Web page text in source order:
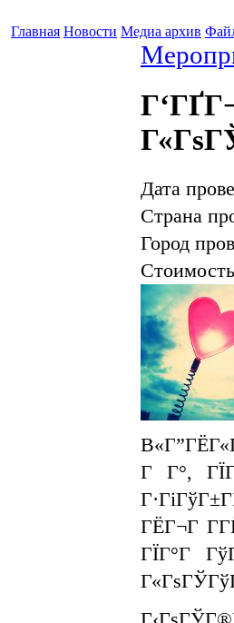
Главная Новости Медиа архив
Дата
Страна
Город
Г Г°,
ГЁГ¬Г
ГЇГ°Г